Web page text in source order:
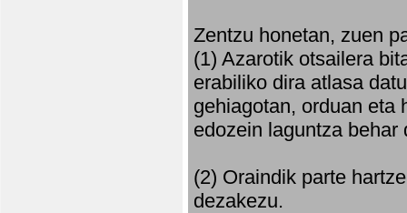
Zentzu honetan, zuen
(1) Azarotik otsailera
erabiliko dira atlasa
gehiagotan, orduan eta
edozein laguntza behar
(2) Oraindik parte
dezakezu.